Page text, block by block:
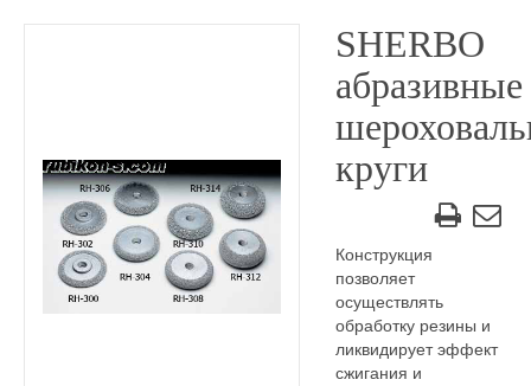
SHERBO
абразивные
круги
Конструкция
позволяет
осуществлять
обработку резины и
ликвидирует эффект
сжигания и